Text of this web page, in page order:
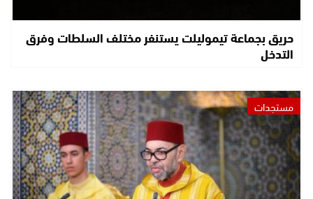
حريق بجماعة تيموليلت يستنفر مختلف السلطات وفرق
التدخل
مستجدات